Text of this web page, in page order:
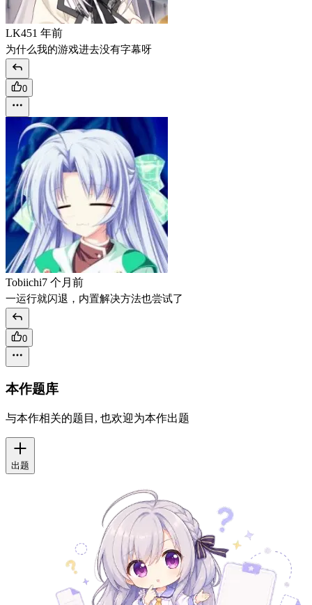
LK451 年前
为什么我的游戏进去没有字幕呀
0
Tobiichi7 个月前
一运行就闪退，内置解决方法也尝试了
0
本作题库
与本作相关的题目, 也欢迎为本作出题
出题